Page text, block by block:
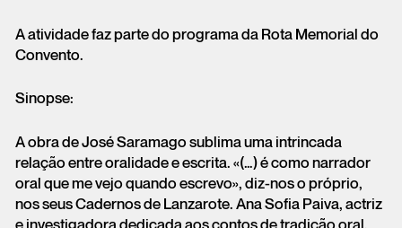
A atividade faz parte do programa da Rota Memorial do
Convento.
Sinopse:
A obra de José Saramago sublima uma intrincada
relação entre oralidade e escrita. «(…) é como narrador
oral que me vejo quando escrevo», diz-nos o próprio,
nos seus Cadernos de Lanzarote. Ana Sofia Paiva, actriz